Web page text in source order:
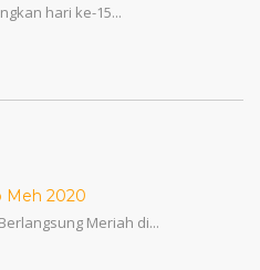
hari ke-15...
Meh 2020
Meriah di...